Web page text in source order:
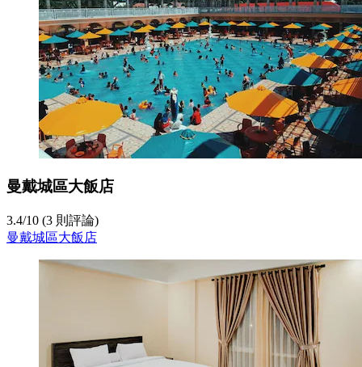
曼戴城區大飯店
3.4/10 (3 則評論)
曼戴城區大飯店